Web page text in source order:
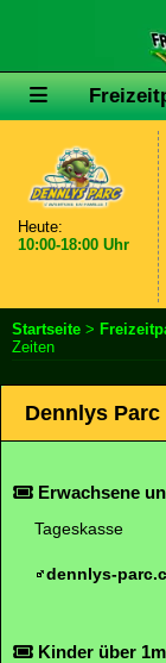
Heute:
10:00-18:00 Uhr
Startseite >
Zeiten
Dennlys Parc
Erwachsene
Tageskasse
dennlys-
Kinder über 1m